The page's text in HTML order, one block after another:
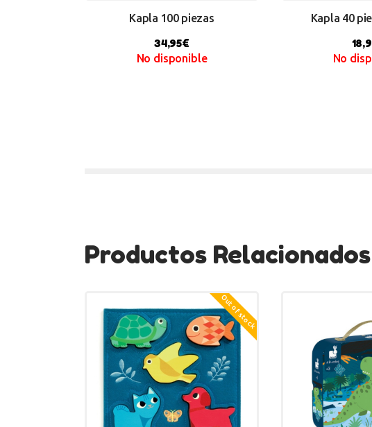
Kapla 100 piezas
34,95€
No disponible
Kapla 40
No
Productos Relacionados
Out of stock